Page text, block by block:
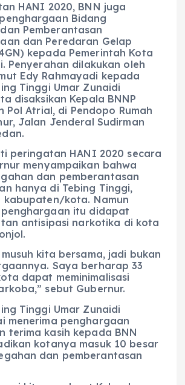
HANI 2020, BNN juga
Bidang
Pemberantasan
dan Peredaran Gelap
kepada Pemerintah Kota
Penyerahan dilakukan oleh
Edy Rahmayadi kepada
Tinggi Umar Zunaidi
disaksikan Kepala BNNP
Pol Atrial, di Pendopo Rumah
Jalan Jenderal Sudirman
peringatan HANI 2020 secara
menyampaikan bahwa
dan pemberantasan
hanya di Tebing Tinggi,
kabupaten/kota. Namun
itu didapat
antisipasi narkotika di kota
kita bersama, jadi bukan
Saya berharap 33
dapat meminimalisasi
sebut Gubernur.
Tinggi Umar Zunaidi
menerima penghargaan
terima kasih kepada BNN
kotanya masuk 10 besar
dan pemberantasan